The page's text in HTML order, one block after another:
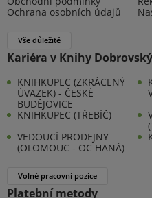
Ochrana osobních údajů
Vše důležité
Kariéra v Knihy Dobrovský
KNIHKUPEC (ZKRÁCENÝ
ÚVAZEK) - ČESKÉ
BUDĚJOVICE
KNIHKUPEC (TŘEBÍČ)
VEDOUCÍ PRODEJNY
(OLOMOUC - OC HANÁ)
Volné pracovní pozice
Platební metody